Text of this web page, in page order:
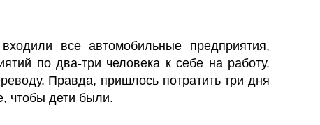
все автомобильные предприятия,
по два-три человека к себе на работу.
Правда, пришлось потратить три дня
чтобы дети были.